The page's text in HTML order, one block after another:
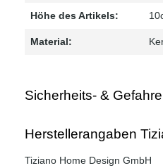
Höhe des Artikels:
Material:
Sicherheits- &
Herstellerangaben
Tiziano Home Design GmbH